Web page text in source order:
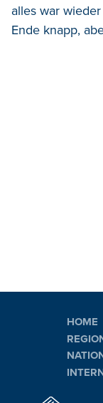
alles war
Ende knapp,
HOME